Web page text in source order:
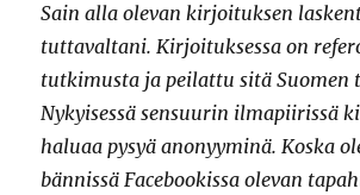
Sain alla olevan kirjoituksen
tuttavaltani. Kirjoituksessa on
tutkimusta ja peilattu sitä Suomen
Nykyisessä sensuurin ilmapiirissä
haluaa pysyä anonyyminä. Koska
bännissä Facebookissa olevan